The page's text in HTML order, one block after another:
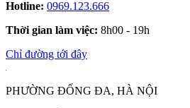
Hotline: 0969.123.666
Thời gian làm việc: 8h00 - 19h
Chỉ đường tới đây
PHƯỜNG ĐỐNG ĐA, HÀ NỘI